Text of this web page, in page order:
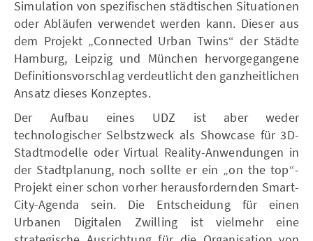
Simulation von spezifischen städtischen Situationen
oder Abläufen verwendet werden kann. Dieser aus
dem Projekt „Connected Urban Twins“ der Städte
Hamburg, Leipzig und München hervorgegangene
Definitionsvorschlag verdeutlicht den ganzheitlichen
Ansatz dieses Konzeptes.
Der Aufbau eines UDZ ist aber weder
technologischer Selbstzweck als Showcase für 3D-
Stadtmodelle oder Virtual Reality-Anwendungen in
der Stadtplanung, noch sollte er ein „on the top“-
Projekt einer schon vorher herausfordernden Smart-
City-Agenda sein. Die Entscheidung für einen
Urbanen Digitalen Zwilling ist vielmehr eine